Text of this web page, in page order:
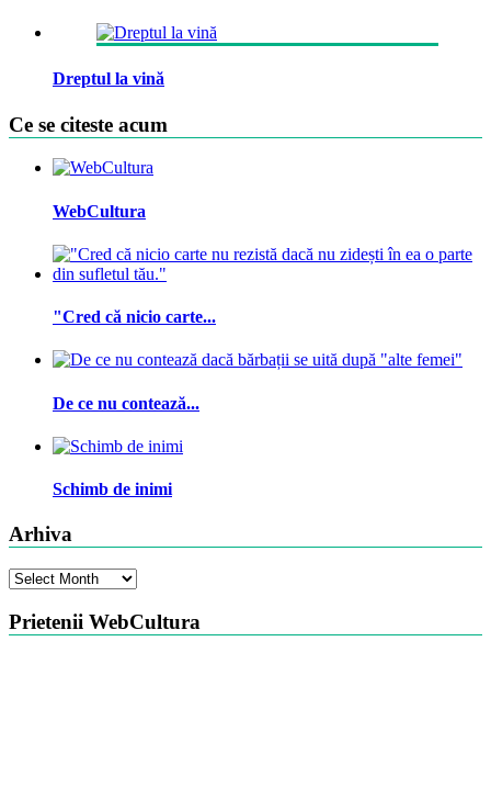
Dreptul la vină
Ce se citeste acum
WebCultura
"Cred că nicio carte...
De ce nu contează...
Schimb de inimi
Arhiva
Arhiva
Prietenii WebCultura